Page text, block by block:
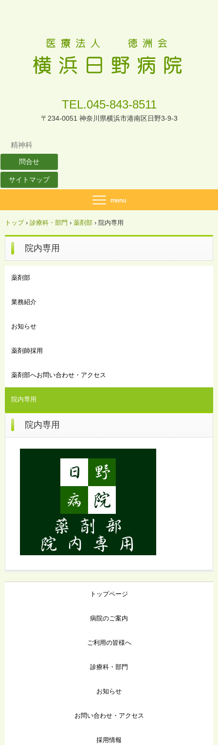
TEL.045-843-8511
〒234-0051 神奈川県横浜市港南区日野3-9-3
精神科
問合せ
サイトマップ
トップ › 診療科・部門 › 薬剤部 › 院内専用
院内専用
薬剤部
業務紹介
お知らせ
薬剤師採用
薬剤部へお問い合わせ・アクセス
院内専用
院内専用
トップページ
病院のご案内
ご利用の皆様へ
診療科・部門
お知らせ
お問い合わせ・アクセス
採用情報